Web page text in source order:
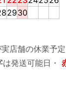
2930
実店舗の休業予定
は発送可能日・